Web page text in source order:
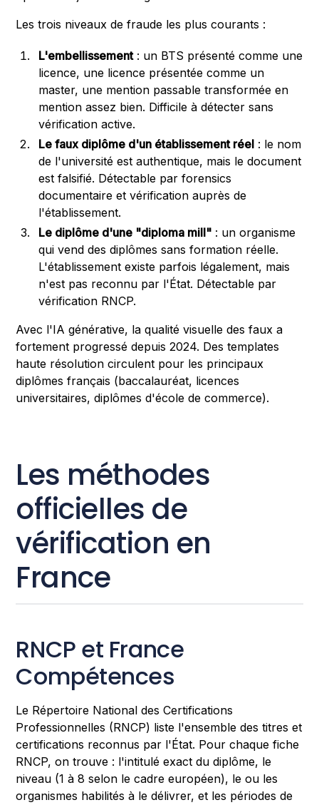
Les trois niveaux de fraude les plus courants :
L'embellissement: un BTS présenté comme une
licence, une licence présentée comme un
master, une mention passable transformée en
mention assez bien. Difficile à détecter sans
vérification active.
Le faux diplôme d'un établissement réel : le nom
de l'université est authentique, mais le document
est falsifié. Détectable par forensics
documentaire et vérification auprès de
l'établissement.
Le diplôme d'une "diploma mill" : un organisme
qui vend des diplômes sans formation réelle.
L'établissement existe parfois légalement, mais
n'est pas reconnu par l'État. Détectable par
vérification RNCP.
Avec l'IA générative, la qualité visuelle des faux a
fortement progressé depuis 2024. Des templates
haute résolution circulent pour les principaux
diplômes français (baccalauréat, licences
universitaires, diplômes d'école de commerce).
Les méthodes
officielles de
vérification en
France
RNCP et France
Compétences
Le Répertoire National des Certifications
Professionnelles (RNCP) liste l'ensemble des titres et
certifications reconnus par l'État. Pour chaque fiche
RNCP, on trouve : l'intitulé exact du diplôme, le
niveau (1 à 8 selon le cadre européen), le ou les
organismes habilités à le délivrer, et les périodes de